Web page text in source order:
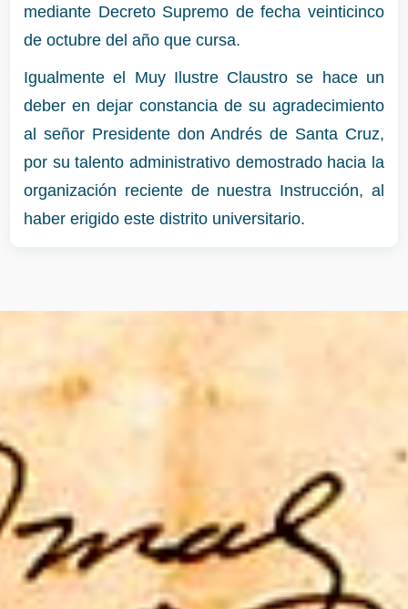
mediante Decreto Supremo de fecha veinticinco
de octubre del año que cursa.
Igualmente el Muy Ilustre Claustro se hace un
deber en dejar constancia de su agradecimiento
al señor Presidente don Andrés de Santa Cruz,
por su talento administrativo demostrado hacia la
organización reciente de nuestra Instrucción, al
haber erigido este distrito universitario.